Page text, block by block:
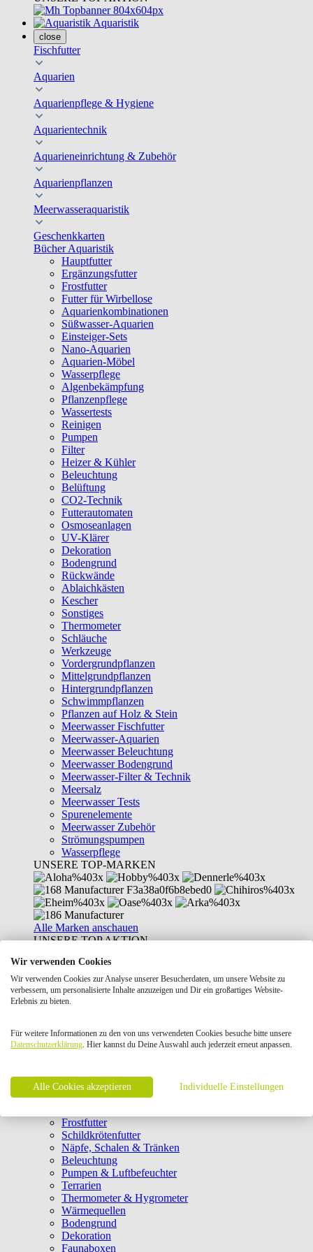
Aquaristik
close
Fischfutter
Aquarien
Aquarienpflege & Hygiene
Aquarientechnik
Aquarieneinrichtung & Zubehör
Aquarienpflanzen
Meerwasseraquaristik
Geschenkkarten
Bücher Aquaristik
Hauptfutter
Ergänzungsfutter
Frostfutter
Futter für Wirbellose
Aquarienkombinationen
Süßwasser-Aquarien
Einsteiger-Sets
Nano-Aquarien
Aquarien-Möbel
Wasserpflege
Algenbekämpfung
Pflanzenpflege
Wassertests
Reinigen
Pumpen
Filter
Heizer & Kühler
Beleuchtung
Belüftung
CO2-Technik
Futterautomaten
Osmoseanlagen
UV-Klärer
Dekoration
Bodengrund
Rückwände
Ablaichkästen
Kescher
Sonstiges
Thermometer
Schläuche
Werkzeuge
Vordergrundpflanzen
Mittelgrundpflanzen
Hintergrundpflanzen
Schwimmpflanzen
Pflanzen auf Holz & Stein
Meerwasser Fischfutter
Meerwasser-Aquarien
Meerwasser Beleuchtung
Meerwasser Bodengrund
Meerwasser-Filter & Technik
Meersalz
Meerwasser Tests
Spurenelemente
Meerwasser Zubehör
Strömungspumpen
Wasserpflege
UNSERE TOP-MARKEN
Alle Marken anschauen
UNSERE TOP AKTION
Terraristik
close
Terrarientierfutter
Einrichtung & Pflege
Bücher Terraristik
Hauptfutter
Frostfutter
Schildkrötenfutter
Näpfe, Schalen & Tränken
Beleuchtung
Pumpen & Luftbefeuchter
Terrarien
Thermometer & Hygrometer
Wärmequellen
Bodengrund
Dekoration
Faunaboxen
Wir verwenden Cookies
Wir verwenden Cookies zur Analyse unserer Besucherdaten, um unsere Website zu
verbessern, um personalisierte Inhalte anzuzeigen und Dir ein großartiges Website-
Erlebnis zu bieten.
Für weitere Informationen zu den von uns verwendeten Cookies besuche bitte unsere
Datenschutzerklärung. Hier kannst du Deine Auswahl auch jederzeit erneut anpassen.
Alle Cookies akzeptieren Individuelle Einstellungen